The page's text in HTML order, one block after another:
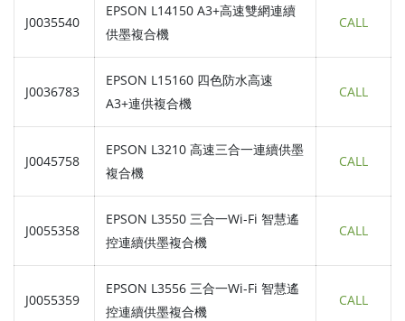
J0035540
EPSON L14150 A3+高速雙網連續
供墨複合機
CALL
J0036783
EPSON L15160 四色防水高速
A3+連供複合機
CALL
J0045758
EPSON L3210 高速三合一連續供墨
複合機
CALL
J0055358
EPSON L3550 三合一Wi-Fi 智慧遙
控連續供墨複合機
CALL
J0055359
EPSON L3556 三合一Wi-Fi 智慧遙
控連續供墨複合機
CALL